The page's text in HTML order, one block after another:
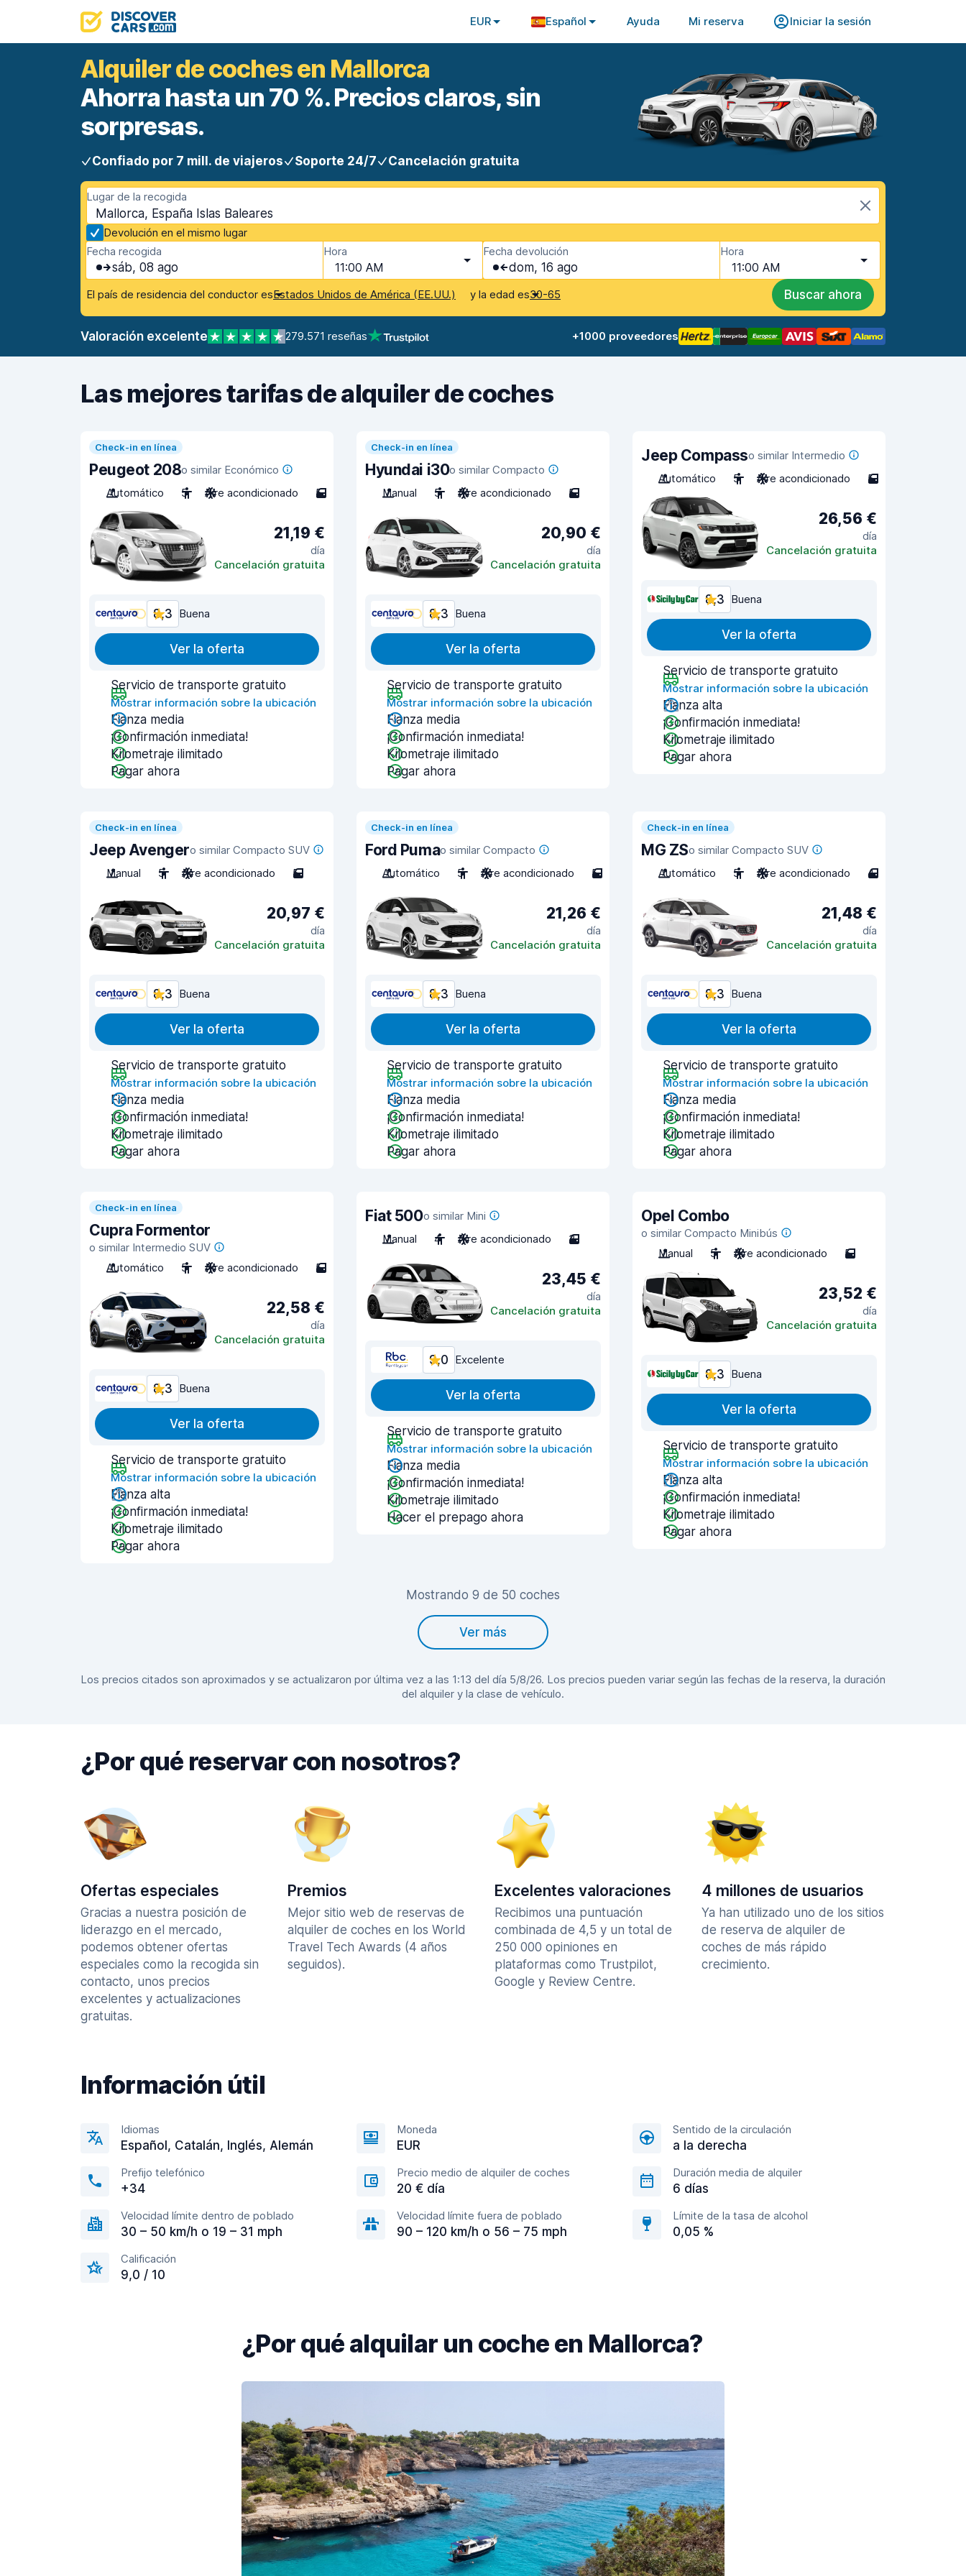
EUR Español Ayuda Mi reserva Iniciar la sesión
Alquiler de coches en Mallorca
Ahorra hasta un 70 %. Precios claros, sin
sorpresas.
Confiado por 7 mill. de viajeros Soporte 24/7 Cancelación gratuita
Lugar de la recogida
Mallorca, España Islas Baleares
Devolución en el mismo lugar
Fecha recogida
sáb, 08 ago
Hora
11:00 AM
Fecha devolución
dom, 16 ago
Hora
11:00 AM
El país de residencia del conductor esEstados Unidos de América (EE.UU.) y la edad es30-65 Buscar ahora
Valoración excelente 279.571 reseñas +1000 proveedores
Las mejores tarifas de alquiler de coches
Check-in en línea
Peugeot 208o similar Económico
Automático
5 Aire acondicionado 5
21,19 €
día
Cancelación gratuita
8,3 Buena
Ver la oferta
Servicio de transporte gratuito
Mostrar información sobre la ubicación
Fianza media
¡Confirmación inmediata!
Kilometraje ilimitado
Pagar ahora
Check-in en línea
Hyundai i30o similar Compacto
Manual
5 Aire acondicionado 5
20,90 €
día
Cancelación gratuita
8,3 Buena
Ver la oferta
Servicio de transporte gratuito
Mostrar información sobre la ubicación
Fianza media
¡Confirmación inmediata!
Kilometraje ilimitado
Pagar ahora
Jeep Compasso similar Intermedio
Automático
5 Aire acondicionado 5
26,56 €
día
Cancelación gratuita
8,3 Buena
Ver la oferta
Servicio de transporte gratuito
Mostrar información sobre la ubicación
Fianza alta
¡Confirmación inmediata!
Kilometraje ilimitado
Pagar ahora
Check-in en línea
Jeep Avengero similar Compacto SUV
Manual
5 Aire acondicionado 5
20,97 €
día
Cancelación gratuita
8,3 Buena
Ver la oferta
Servicio de transporte gratuito
Mostrar información sobre la ubicación
Fianza media
¡Confirmación inmediata!
Kilometraje ilimitado
Pagar ahora
Check-in en línea
Ford Pumao similar Compacto
Automático
5 Aire acondicionado 5
21,26 €
día
Cancelación gratuita
8,3 Buena
Ver la oferta
Servicio de transporte gratuito
Mostrar información sobre la ubicación
Fianza media
¡Confirmación inmediata!
Kilometraje ilimitado
Pagar ahora
Check-in en línea
MG ZSo similar Compacto SUV
Automático
5 Aire acondicionado 4
21,48 €
día
Cancelación gratuita
8,3 Buena
Ver la oferta
Servicio de transporte gratuito
Mostrar información sobre la ubicación
Fianza media
¡Confirmación inmediata!
Kilometraje ilimitado
Pagar ahora
Check-in en línea
Cupra Formentor
o similar Intermedio SUV
Automático
5 Aire acondicionado 5
22,58 €
día
Cancelación gratuita
8,3 Buena
Ver la oferta
Servicio de transporte gratuito
Mostrar información sobre la ubicación
Fianza alta
¡Confirmación inmediata!
Kilometraje ilimitado
Pagar ahora
Fiat 500o similar Mini
Manual
4 Aire acondicionado 3
23,45 €
día
Cancelación gratuita
9,0 Excelente
Ver la oferta
Servicio de transporte gratuito
Mostrar información sobre la ubicación
Fianza media
¡Confirmación inmediata!
Kilometraje ilimitado
Hacer el prepago ahora
Opel Combo
o similar Compacto Minibús
Manual
5 Aire acondicionado 5
23,52 €
día
Cancelación gratuita
8,3 Buena
Ver la oferta
Servicio de transporte gratuito
Mostrar información sobre la ubicación
Fianza alta
¡Confirmación inmediata!
Kilometraje ilimitado
Pagar ahora
Mostrando 9 de 50 coches
Ver más
Los precios citados son aproximados y se actualizaron por última vez a las 1:13 del día 5/8/26. Los precios pueden variar según las fechas de la reserva, la duración
del alquiler y la clase de vehículo.
¿Por qué reservar con nosotros?
Ofertas especiales
Gracias a nuestra posición de
liderazgo en el mercado,
podemos obtener ofertas
especiales como la recogida sin
contacto, unos precios
excelentes y actualizaciones
gratuitas.
Premios
Mejor sitio web de reservas de
alquiler de coches en los World
Travel Tech Awards (4 años
seguidos).
Excelentes valoraciones
Recibimos una puntuación
combinada de 4,5 y un total de
250 000 opiniones en
plataformas como Trustpilot,
Google y Review Centre.
4 millones de usuarios
Ya han utilizado uno de los sitios
de reserva de alquiler de
coches de más rápido
crecimiento.
Información útil
Idiomas
Español, Catalán, Inglés, Alemán
Moneda
EUR
Sentido de la circulación
a la derecha
Prefijo telefónico
+34
Precio medio de alquiler de coches
20 € día
Duración media de alquiler
6 días
Velocidad límite dentro de poblado
30 – 50 km/h o 19 – 31 mph
Velocidad límite fuera de poblado
90 – 120 km/h o 56 – 75 mph
Límite de la tasa de alcohol
0,05 %
Calificación
9,0 / 10
¿Por qué alquilar un coche en Mallorca?